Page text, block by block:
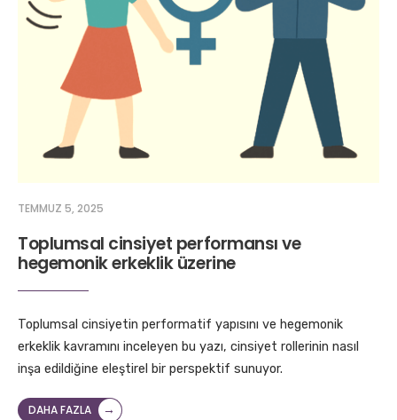
TEMMUZ 5, 2025
Toplumsal cinsiyet performansı ve
hegemonik erkeklik üzerine
Toplumsal cinsiyetin performatif yapısını ve hegemonik
erkeklik kavramını inceleyen bu yazı, cinsiyet rollerinin nasıl
inşa edildiğine eleştirel bir perspektif sunuyor.
DAHA FAZLA →